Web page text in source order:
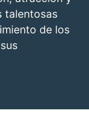
talentosas
de los